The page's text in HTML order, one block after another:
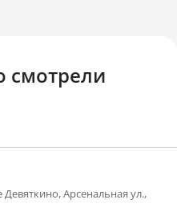
смотрели
Арсенальная ул.,